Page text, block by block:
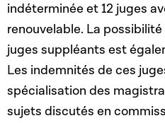
indéterminée et 12 juges
renouvelable. La
juges suppléants est
Les indemnités de ces
spécialisation des
sujets discutés en